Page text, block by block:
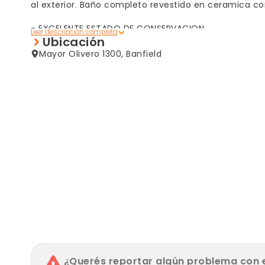
al exterior. Baño completo revestido en ceramica
- EXCELENTE ESTADO DE CONSERVACION
- MUY LUMINOSO
- ACCESO INMEDIATO A CNO. PTE. PERON HACIA
Ubicación
Mayor Olivero 1300, Banfield
¿Querés reportar algún problema con